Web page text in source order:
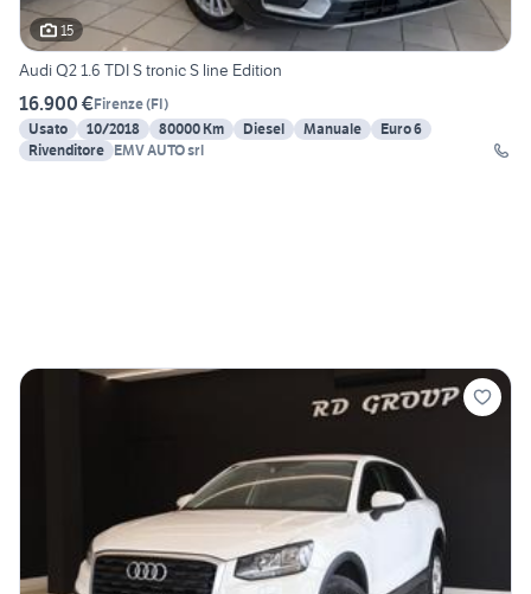
15
Audi Q2 1.6 TDI S tronic S line Edition
16.900 €Firenze(FI)
Usato
10/2018 80000 Km Diesel Manuale
Euro 6
Rivenditore EMV AUTO srl